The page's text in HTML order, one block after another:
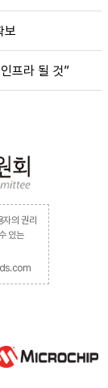
보
프라 될 것”
자의 권리
있는